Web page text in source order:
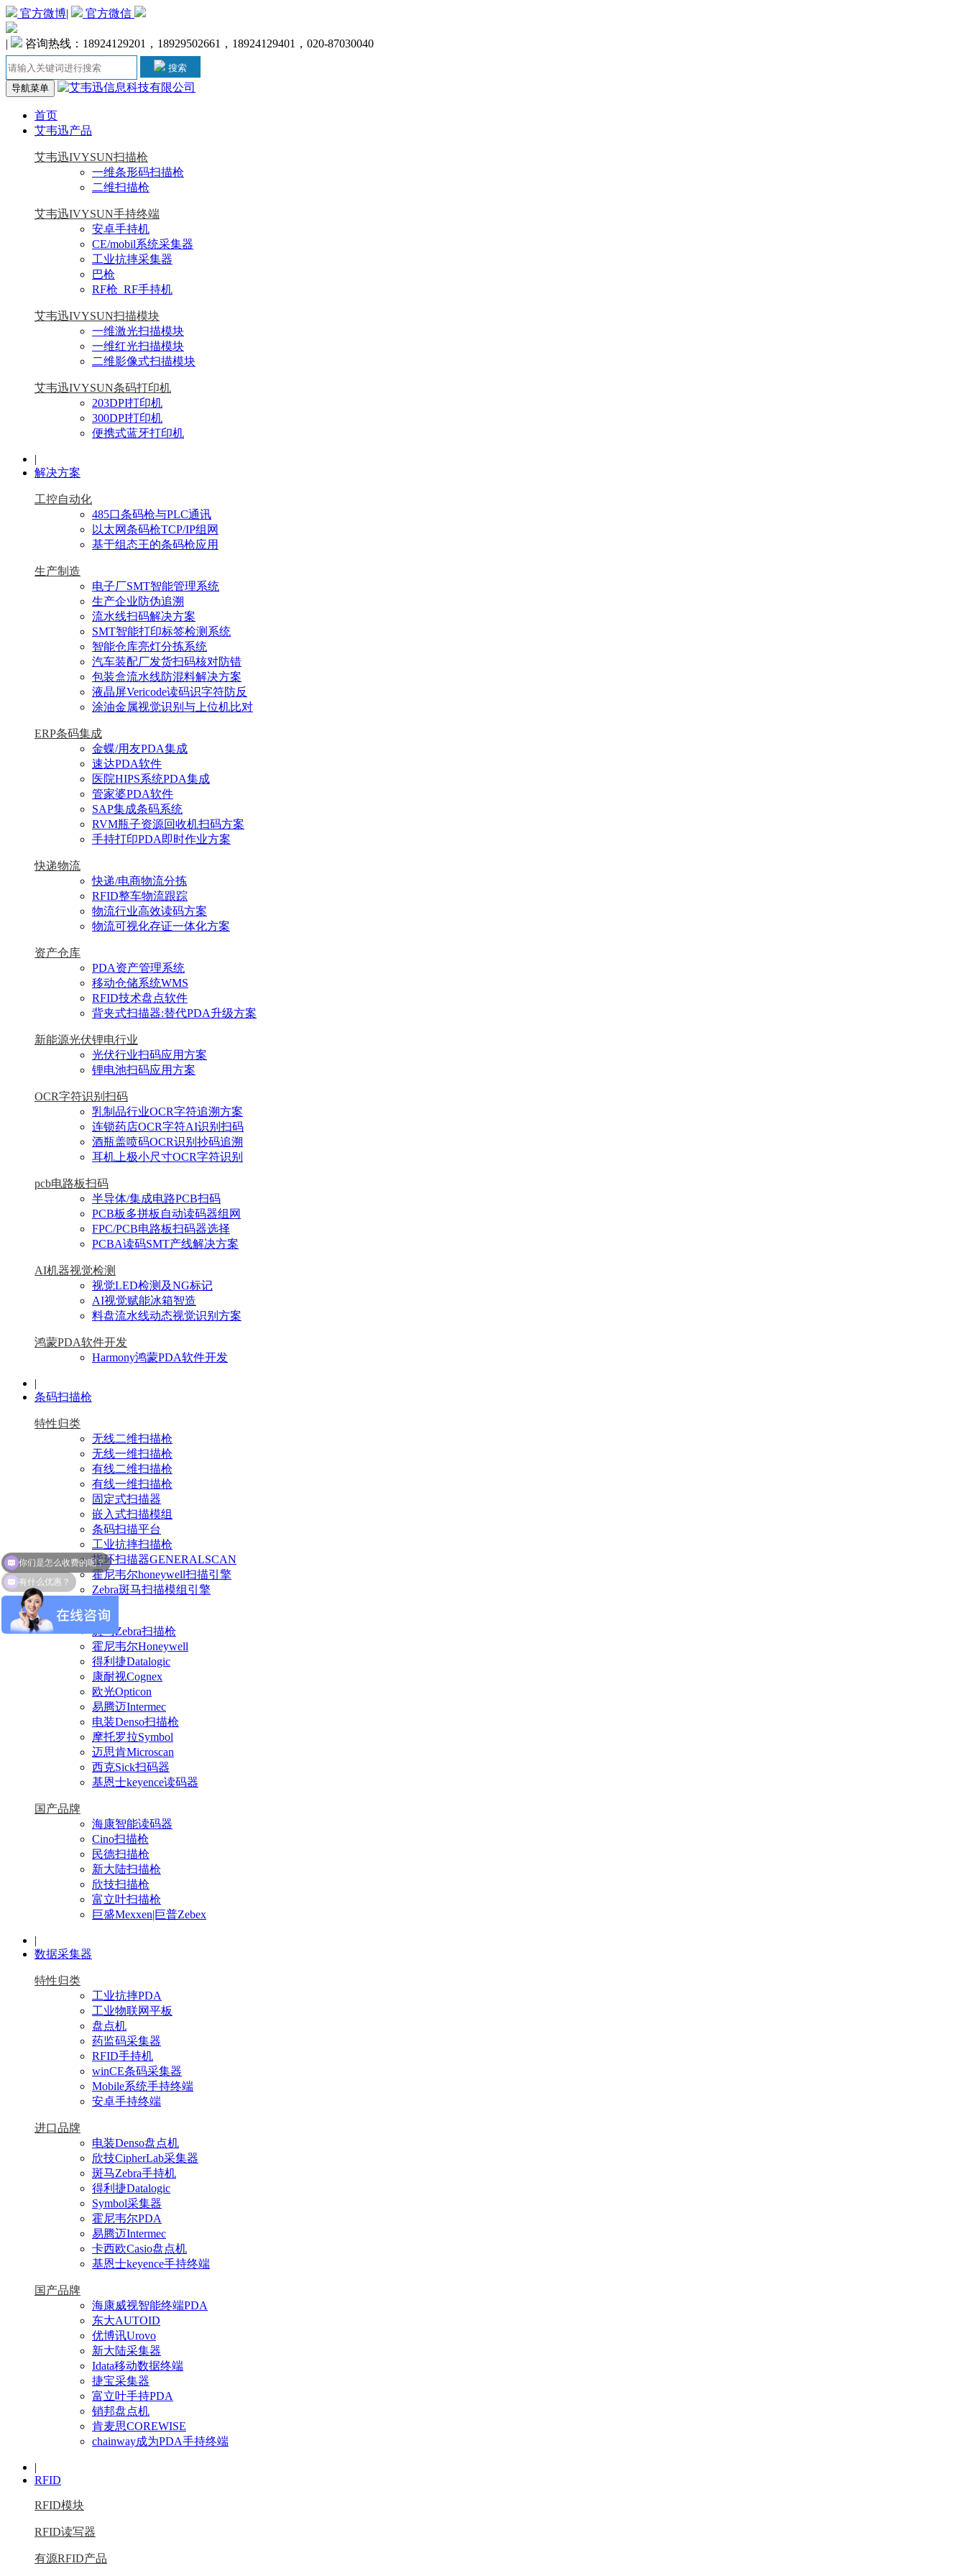
官方微博| 官方微信
| 咨询热线：18924129201，18929502661，18924129401，020-87030040
搜索
导航菜单
首页
艾韦迅产品
艾韦迅IVYSUN扫描枪
一维条形码扫描枪
二维扫描枪
艾韦迅IVYSUN手持终端
安卓手持机
CE/mobil系统采集器
工业抗摔采集器
巴枪
RF枪_RF手持机
艾韦迅IVYSUN扫描模块
一维激光扫描模块
一维红光扫描模块
二维影像式扫描模块
艾韦迅IVYSUN条码打印机
203DPI打印机
300DPI打印机
便携式蓝牙打印机
|
解决方案
工控自动化
485口条码枪与PLC通讯
以太网条码枪TCP/IP组网
基于组态王的条码枪应用
生产制造
电子厂SMT智能管理系统
生产企业防伪追溯
流水线扫码解决方案
SMT智能打印标签检测系统
智能仓库亮灯分拣系统
汽车装配厂发货扫码核对防错
包装盒流水线防混料解决方案
液晶屏Vericode读码识字符防反
涂油金属视觉识别与上位机比对
ERP条码集成
金蝶/用友PDA集成
速达PDA软件
医院HIPS系统PDA集成
管家婆PDA软件
SAP集成条码系统
RVM瓶子资源回收机扫码方案
手持打印PDA即时作业方案
快递物流
快递/电商物流分拣
RFID整车物流跟踪
物流行业高效读码方案
物流可视化存证一体化方案
资产仓库
PDA资产管理系统
移动仓储系统WMS
RFID技术盘点软件
背夹式扫描器:替代PDA升级方案
新能源光伏锂电行业
光伏行业扫码应用方案
锂电池扫码应用方案
OCR字符识别扫码
乳制品行业OCR字符追溯方案
连锁药店OCR字符AI识别扫码
酒瓶盖喷码OCR识别抄码追溯
耳机上极小尺寸OCR字符识别
pcb电路板扫码
半导体/集成电路PCB扫码
PCB板多拼板自动读码器组网
FPC/PCB电路板扫码器选择
PCBA读码SMT产线解决方案
AI机器视觉检测
视觉LED检测及NG标记
AI视觉赋能冰箱智造
料盘流水线动态视觉识别方案
鸿蒙PDA软件开发
Harmony鸿蒙PDA软件开发
|
条码扫描枪
特性归类
无线二维扫描枪
无线一维扫描枪
有线二维扫描枪
有线一维扫描枪
固定式扫描器
嵌入式扫描模组
条码扫描平台
工业抗摔扫描枪
指环扫描器GENERALSCAN
霍尼韦尔honeywell扫描引擎
Zebra斑马扫描模组引擎
进口品牌
斑马Zebra扫描枪
霍尼韦尔Honeywell
得利捷Datalogic
康耐视Cognex
欧光Opticon
易腾迈Intermec
电装Denso扫描枪
摩托罗拉Symbol
迈思肯Microscan
西克Sick扫码器
基恩士keyence读码器
国产品牌
海康智能读码器
Cino扫描枪
民德扫描枪
新大陆扫描枪
欣技扫描枪
富立叶扫描枪
巨盛Mexxen|巨普Zebex
|
数据采集器
特性归类
工业抗摔PDA
工业物联网平板
盘点机
药监码采集器
RFID手持机
winCE条码采集器
Mobile系统手持终端
安卓手持终端
进口品牌
电装Denso盘点机
欣技CipherLab采集器
斑马Zebra手持机
得利捷Datalogic
Symbol采集器
霍尼韦尔PDA
易腾迈Intermec
卡西欧Casio盘点机
基恩士keyence手持终端
国产品牌
海康威视智能终端PDA
东大AUTOID
优博讯Urovo
新大陆采集器
Idata移动数据终端
捷宝采集器
富立叶手持PDA
销邦盘点机
肯麦思COREWISE
chainway成为PDA手持终端
|
RFID
RFID模块
RFID读写器
有源RFID产品
有什么优惠？